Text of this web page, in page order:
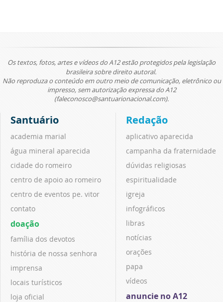
Os textos, fotos, artes e vídeos do A12 estão protegidos pela legislação
brasileira sobre direito autoral.
Não reproduza o conteúdo em outro meio de comunicação, eletrônico ou
impresso, sem autorização expressa do A12
(faleconosco@santuarionacional.com).
Santuário
academia marial
água mineral aparecida
cidade do romeiro
centro de apoio ao romeiro
centro de eventos pe. vitor
contato
doação
família dos devotos
história de nossa senhora
imprensa
locais turísticos
loja oficial
Redação
aplicativo aparecida
campanha da fraternidade
dúvidas religiosas
espiritualidade
igreja
infográficos
libras
notícias
orações
papa
vídeos
anuncie no A12